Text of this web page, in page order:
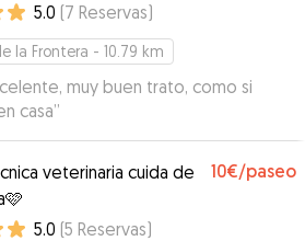
5.0 (7 Reservas)
la Frontera - 10.79 km
muy buen trato, como si
casa”
veterinaria cuida de
10€/paseo
5.0 (5 Reservas)